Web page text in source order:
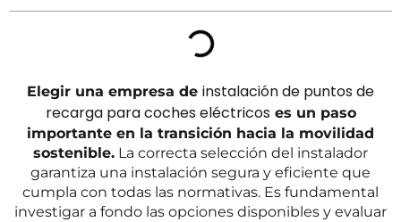
Elegir una empresa de instalación de puntos de
recarga para coches eléctricoses un paso
importante en la transición hacia la movilidad
sostenible. La correcta selección del instalador
garantiza una instalación segura y eficiente que
cumpla con todas las normativas. Es fundamental
investigar a fondo las opciones disponibles y evaluar